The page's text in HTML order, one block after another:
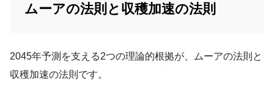
ムーアの法則と収穫加速の法則
2045年予測を支える2つの理論的根拠が、ムーアの法則と
収穫加速の法則です。